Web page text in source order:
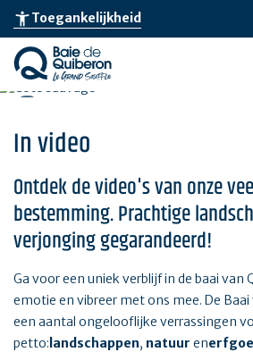
Skip
main
content
accessibility_newToegankelijkheid
In video
Ontdek de video's van onze
bestemming. Prachtige
verjonging gegarandeerd!
Ga voor een uniek verblijf in de baai van
emotie en vibreer met ons mee. De
een aantal ongelooflijke verrassingen
petto: landschappen, natuur en